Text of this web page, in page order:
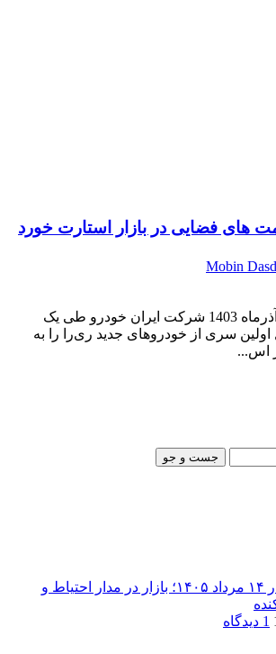
های فضایی در بازار استارت خورد
Mobin
صبح امروز شنبه 24 آذرماه 1403 شرکت ایران خودرو طی یک
سری از خودروهای جدید ری‌را را به
اس...
جست و جو
قیمت خودرو در ۱۴ مرداد ۱۴۰۵؛ بازار در مدار احتیاط و
1 دیدگاه